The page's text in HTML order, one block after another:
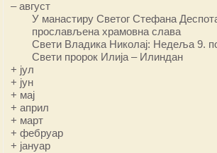
–август
У манастиру Светог Стефана
прослављена храмовна слава
Свети Владика Николај: Недеља 9.
Свети пророк Илија – Илиндан
+ јул
+ јун
+ мај
+април
+ март
+фебруар
+ јануар